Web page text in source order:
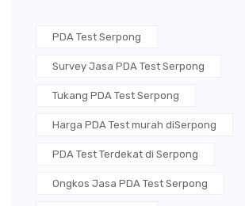
PDA Test Serpong
Survey Jasa PDA Test Serpong
Tukang PDA Test Serpong
Harga PDA Test murah diSerpong
PDA Test Terdekat di Serpong
Ongkos Jasa PDA Test Serpong